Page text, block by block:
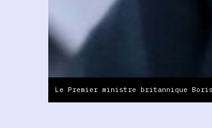
Le Premier ministre britannique